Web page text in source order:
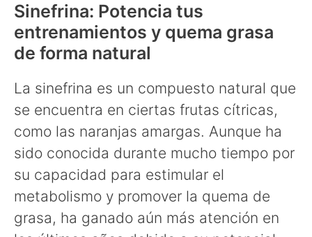
Sinefrina: Potencia tus
entrenamientos y quema grasa
de forma natural
La sinefrina es un compuesto natural que
se encuentra en ciertas frutas cítricas,
como las naranjas amargas. Aunque ha
sido conocida durante mucho tiempo por
su capacidad para estimular el
metabolismo y promover la quema de
grasa, ha ganado aún más atención en